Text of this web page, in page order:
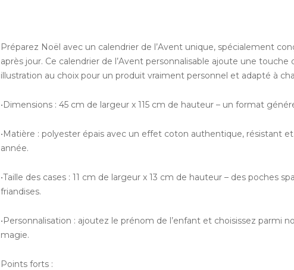
Préparez Noël avec un calendrier de l’Avent unique, spécialement
après jour. Ce calendrier de l’Avent personnalisable ajoute une
illustration au choix pour un produit vraiment personnel et adapté à
•Dimensions : 45 cm de largeur x 115 cm de hauteur – un format
•Matière : polyester épais avec un effet coton authentique, résistant
année.
•Taille des cases : 11 cm de largeur x 13 cm de hauteur – des poches
friandises.
•Personnalisation : ajoutez le prénom de l’enfant et choisissez parmi
magie.
Points forts :